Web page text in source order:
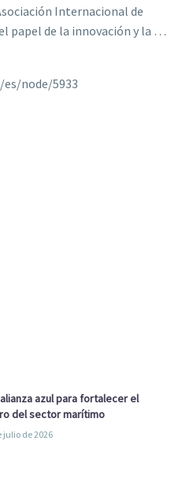
alianza azul para fortalecer el
del sector marítimo
julio de 2026
Internacional de
papel de la innovación y la …
node/5933